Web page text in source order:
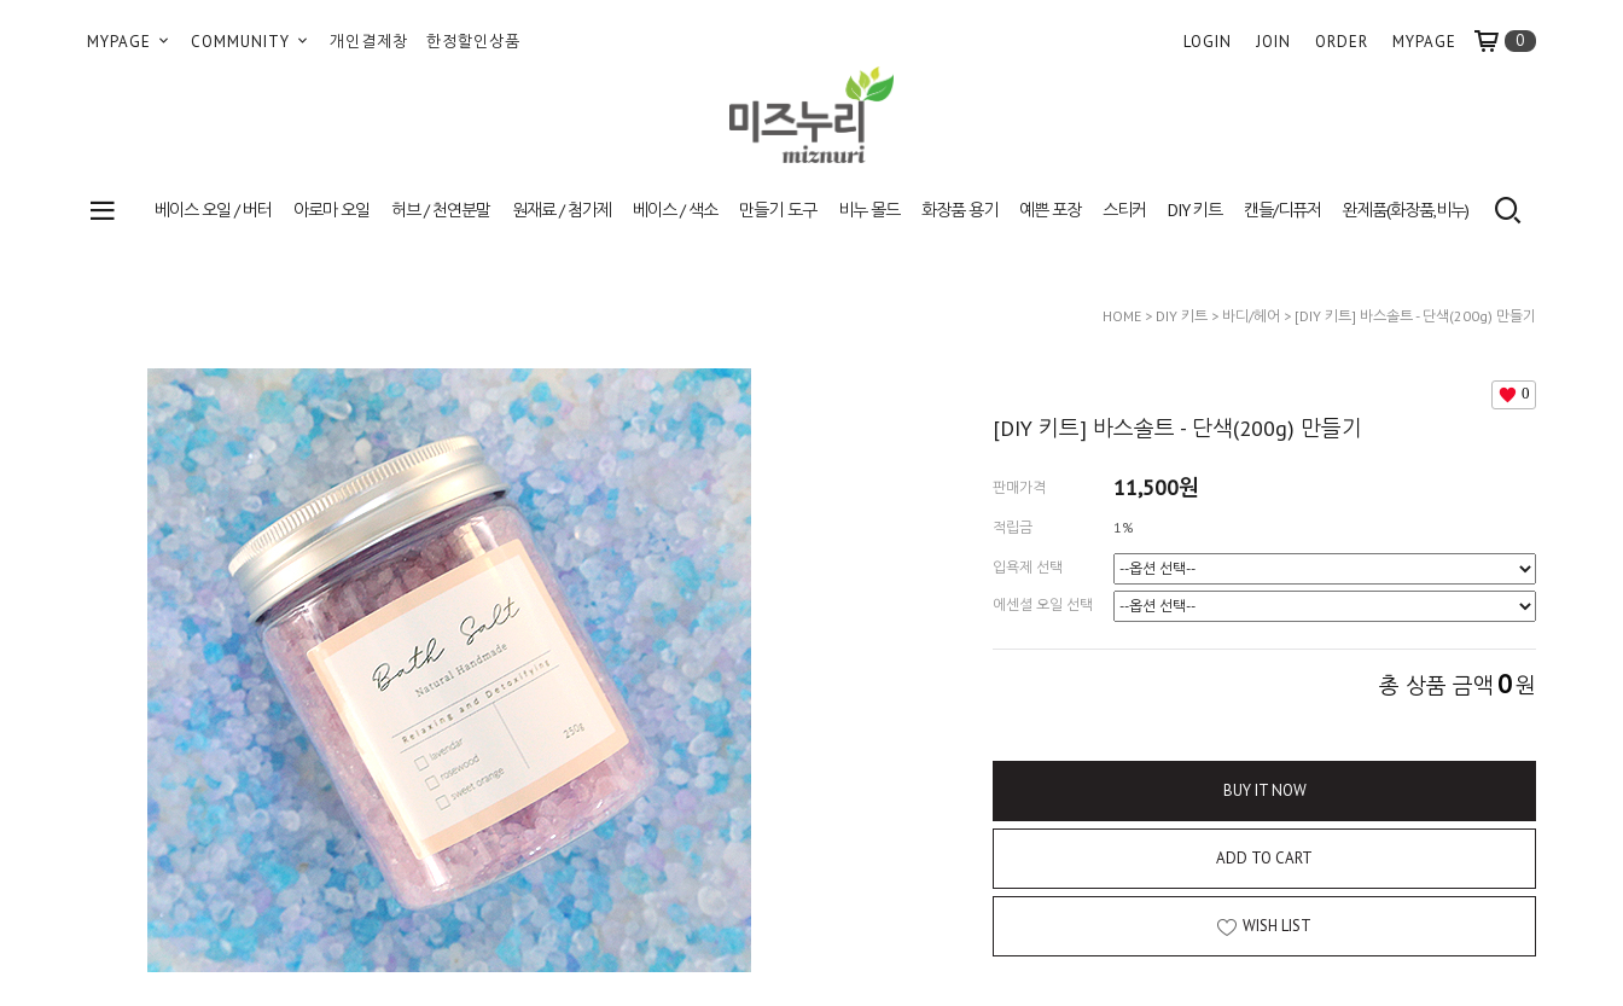
MYPAGE COMMUNITY 개인결제창 한정할인상품 LOGIN JOIN ORDER MYPAGE 0
베이스 오일 / 버터 아로마 오일 허브 / 천연분말 원재료 / 첨가제 베이스 / 색소 만들기 도구 비누 몰드 화장품 용기 예쁜 포장 스티커 DIY 키트 캔들/디퓨저 완제품(화장품,비누)
HOME > DIY 키트 > 바디/헤어 > [DIY 키트] 바스솔트 - 단색(200g) 만들기
0
[DIY 키트] 바스솔트 - 단색(200g) 만들기
판매가격 11,500원
적립금 1%
입욕제 선택
에센셜 오일 선택
총 상품 금액 0원
BUY IT NOW
ADD TO CART
WISH LIST